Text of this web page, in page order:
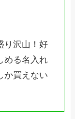
り沢山！好
める名入れ
か買えない